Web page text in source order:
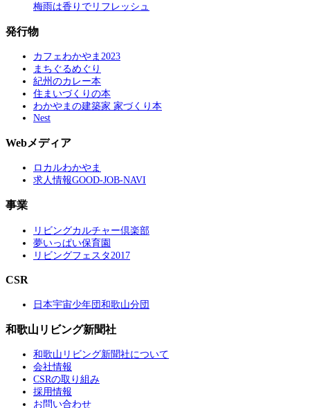
梅雨は香りでリフレッシュ
発行物
カフェわかやま2023
まちぐるめぐり
紀州のカレー本
住まいづくりの本
わかやまの建築家 家づくり本
Nest
Webメディア
ロカルわかやま
求人情報GOOD-JOB-NAVI
事業
リビングカルチャー倶楽部
夢いっぱい保育園
リビングフェスタ2017
CSR
日本宇宙少年団和歌山分団
和歌山リビング新聞社
和歌山リビング新聞社について
会社情報
CSRの取り組み
採用情報
お問い合わせ